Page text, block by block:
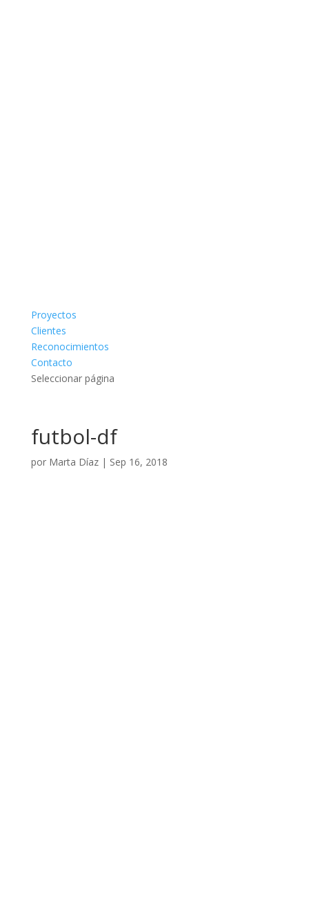
Proyectos
Clientes
Reconocimientos
Contacto
Seleccionar página
futbol-df
por Marta Díaz| Sep 16, 2018